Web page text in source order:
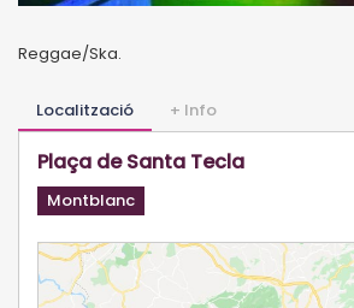
Reggae/Ska.
Localització + Info
Plaça de Santa Tecla
Montblanc